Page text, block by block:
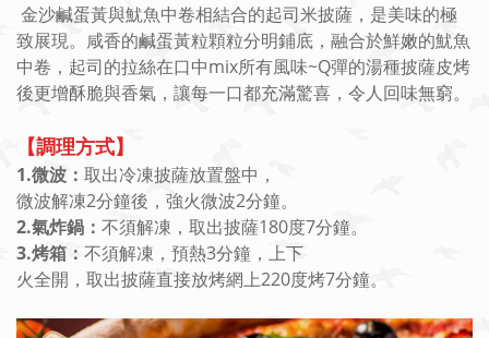
金沙鹹蛋黃與魷魚中卷相結合的起司米披薩，是美味的極
致展現。咸香的鹹蛋黃粒顆粒分明鋪底，融合於鮮嫩的魷魚
中卷，起司的拉絲在口中mix所有風味~Q彈的湯種披薩皮烤
後更增酥脆與香氣，讓每一口都充滿驚喜，令人回味無窮。
【調理方式】
1.微波： 取出冷凍披薩放置盤中，
微波解凍2分鐘後，強火微波2分鐘。
2.氣炸鍋： 不須解凍，取出披薩180度7分鐘。
3.烤箱： 不須解凍，預熱3分鐘，上下
火全開，取出披薩直接放烤網上220度烤7分鐘。